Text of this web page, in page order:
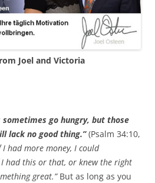
from Joel and Victoria
sometimes go hungry, but those
lack no good thing.”(Psalm 34:10,
I had more money, I could
had this or that, or knew the right
great.”But as long as you